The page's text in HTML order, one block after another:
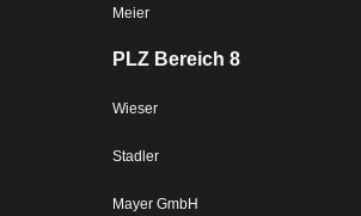
Meier
PLZ Bereich 8
Wieser
Stadler
Mayer GmbH